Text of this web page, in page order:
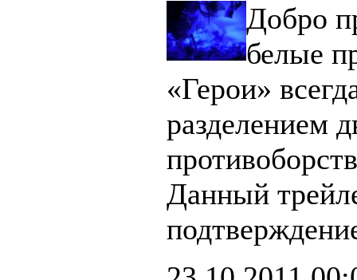
Добро
белые
«Герои»
разделением
Данный